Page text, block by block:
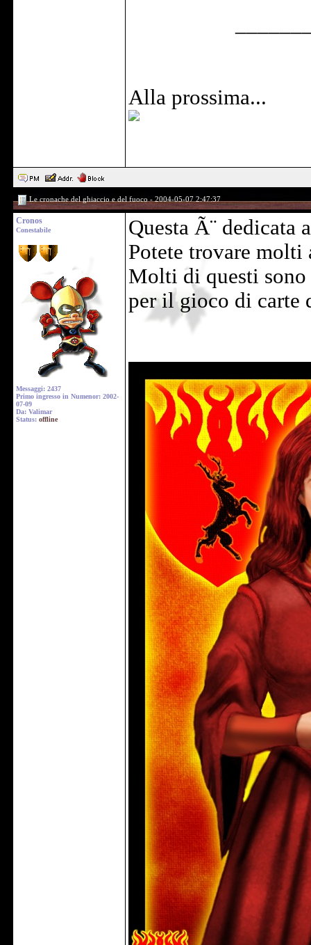
Alla prossima...
Le cronache del ghiaccio e del fuoco - 2004-05-07 2:47:37
Cronos
Conestabile
Messaggi: 2437
Primo ingresso in Numenor: 2002-
07-09
Da: Valimar
Status: offline
Questa Ã¨ dedicata
Potete trovare
Molti di questi
per il gioco di carte